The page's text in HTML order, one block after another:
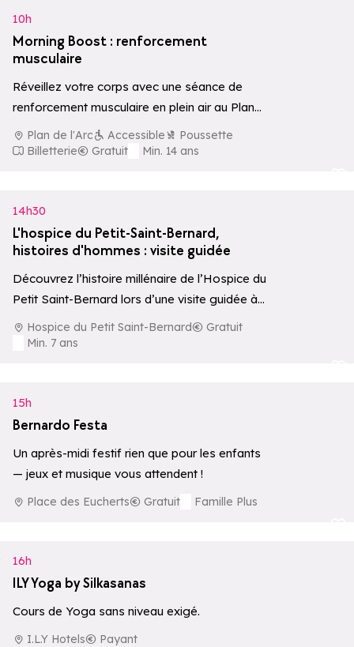
10h
Morning Boost : renforcement
musculaire
Réveillez votre corps avec une séance de
renforcement musculaire en plein air au Plan
de l'Arc. Un moment dynamique pour…
Plan de l'Arc Accessible
Poussette
Billetterie
Gratuit
Min. 14 ans
14h30
L'hospice du Petit-Saint-Bernard,
histoires d'hommes : visite guidée
Découvrez l’histoire millénaire de l’Hospice du
Petit Saint-Bernard lors d’une visite guidée à
2188 m d’altitude.
Hospice du Petit Saint-Bernard
Gratuit
Min. 7 ans
15h
Bernardo Festa
Un après-midi festif rien que pour les enfants
— jeux et musique vous attendent !
Place des Eucherts Gratuit
Famille Plus
16h
ILY Yoga by Silkasanas
Cours de Yoga sans niveau exigé.
I.L.Y Hotels Payant